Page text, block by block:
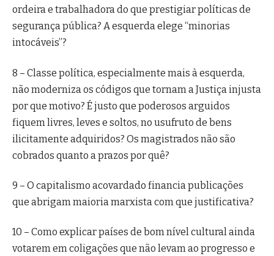
ordeira e trabalhadora do que prestigiar políticas de
segurança pública? A esquerda elege “minorias
intocáveis”?
8 – Classe política, especialmente mais à esquerda,
não moderniza os códigos que tornam a Justiça injusta
por que motivo? É justo que poderosos arguidos
fiquem livres, leves e soltos, no usufruto de bens
ilicitamente adquiridos? Os magistrados não são
cobrados quanto a prazos por quê?
9 – O capitalismo acovardado financia publicações
que abrigam maioria marxista com que justificativa?
10 – Como explicar países de bom nível cultural ainda
votarem em coligações que não levam ao progresso e